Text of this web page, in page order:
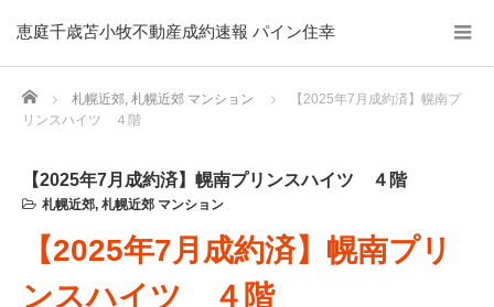
恵庭千歳苫小牧不動産成約速報 パイン住幸
Home 札幌近郊, 札幌近郊 マンション
【2025年7月成約済】幌南プ
リンスハイツ ４階
【2025年7月成約済】幌南プリンスハイツ ４階
札幌近郊, 札幌近郊 マンション
【2025年7月成約済】幌南プリ
ンスハイツ ４階